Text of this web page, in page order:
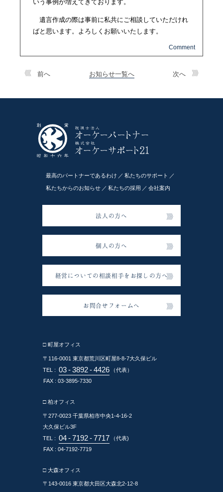
いう事例が増えてきております。
遺言作成の際は事前に私共にご相談していただけれ
ばと思います。よろしくお願いいたします。
前へ お知らせ一覧へ 次へ
最高のパートナーであるわけ 私たちのサポート
私たちからのお知らせ 私たちの採用 会社案内
法人の方へ
個人の方へ
経営についての相談相手をお探しの方へ
お問合せフォームへ
□ 町屋オフィス
〒116-0001 東京都荒川区町屋8-8-7大久保ビル
TEL : 03 - 3892 - 4426
（代表）
FAX : 03-3895-7330
□ 柏オフィス
〒277-0023 千葉県柏市中央1-4-16-2
大久保ビル3F
TEL : 04 - 7192 - 7717
（代表)
FAX : 04-7192-7719
□ 大森オフィス
〒143-0016 東京都大田区大森北2-12-8